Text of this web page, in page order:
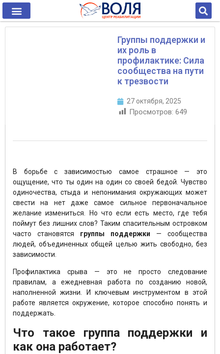
Группы поддержки и
их роль в
профилактике: Сила
сообщества на пути
к трезвости
27 октября, 2025
Просмотров: 649
В борьбе с зависимостью самое страшное — это
ощущение, что ты один на один со своей бедой. Чувство
одиночества, стыда и непонимания окружающих может
свести на нет даже самое сильное первоначальное
желание измениться. Но что если есть место, где тебя
поймут без лишних слов? Таким спасительным островком
часто становятся группы поддержки — сообщества
людей, объединенных общей целью жить свободно, без
зависимости.
Профилактика срыва — это не просто следование
правилам, а ежедневная работа по созданию новой,
наполненной жизни. И ключевым инструментом в этой
работе является окружение, которое способно понять и
поддержать.
Что такое группа поддержки и
как она работает?